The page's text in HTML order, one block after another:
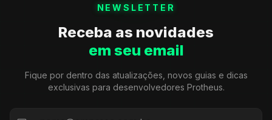
NEWSLETTER
Receba as novidades
em seu email
Fique por dentro das atualizações, novos guias e dicas
exclusivas para desenvolvedores Protheus.